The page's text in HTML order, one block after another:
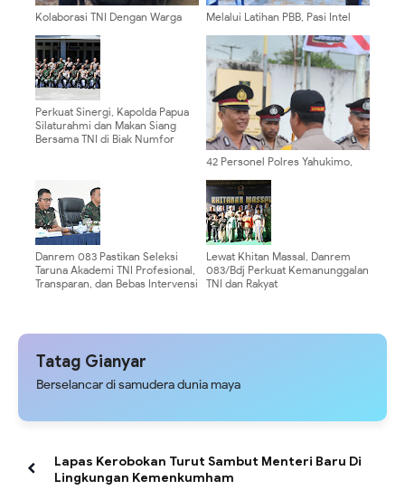
Kolaborasi TNI Dengan Warga
Ke-129 Kodim 0904/Paser di
Desa Biu
Melalui Latihan PBB, Pasi Intel
Karakter Pelajar yang Disiplin
dan Tangguh
Perkuat Sinergi, Kapolda Papua
Silaturahmi dan Makan Siang
Bersama TNI di Biak Numfor
42 Personel Polres Yahukimo,
Naik Pangkat, Kapolres: Jadikan
Amanah untuk Meningkatkan
Pengabdian kepada Masyarakat. ‎
Danrem 083 Pastikan Seleksi
Taruna Akademi TNI Profesional,
Transparan, dan Bebas Intervensi
Lewat Khitan Massal, Danrem
083/Bdj Perkuat Kemanunggalan
TNI dan Rakyat
Tatag Gianyar
Berselancar di samudera dunia maya
Lapas Kerobokan Turut Sambut Menteri Baru Di
Lingkungan Kemenkumham